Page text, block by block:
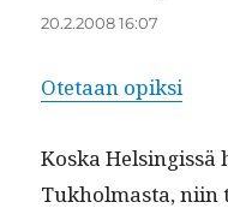
20.2.2008 16:07
Ote­taan opiksi
Kos­ka
Tukhol­mas­ta, niin